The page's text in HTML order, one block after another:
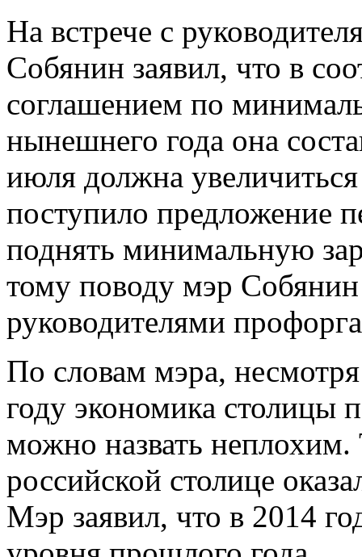
На встрече с
Собянин заявил, что в
соглашением по
нынешнего года она
июля должна
поступило предложение
поднять минимальную
тому поводу мэр Собянин
руководителями
По словам мэра,
году экономика столицы
можно назвать неплохим.
российской столице
Мэр заявил, что в 2014